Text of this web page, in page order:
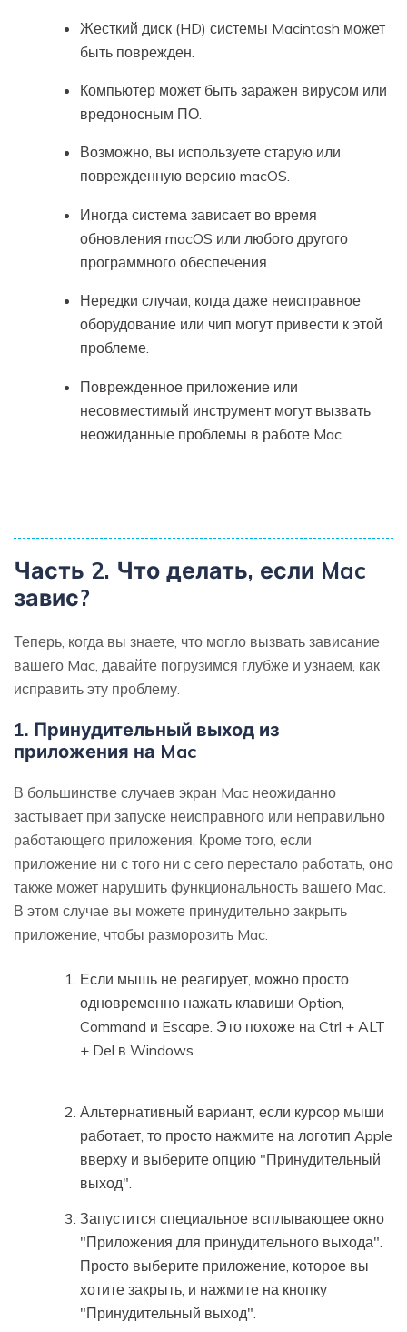
Жесткий диск (HD) системы Macintosh может
быть поврежден.
Компьютер может быть заражен вирусом или
вредоносным ПО.
Возможно, вы используете старую или
поврежденную версию macOS.
Иногда система зависает во время
обновления macOS или любого другого
программного обеспечения.
Нередки случаи, когда даже неисправное
оборудование или чип могут привести к этой
проблеме.
Поврежденное приложение или
несовместимый инструмент могут вызвать
неожиданные проблемы в работе Mac.
Часть 2. Что делать, если Mac
завис?
Теперь, когда вы знаете, что могло вызвать зависание
вашего Mac, давайте погрузимся глубже и узнаем, как
исправить эту проблему.
1. Принудительный выход из
приложения на Mac
В большинстве случаев экран Mac неожиданно
застывает при запуске неисправного или неправильно
работающего приложения. Кроме того, если
приложение ни с того ни с сего перестало работать, оно
также может нарушить функциональность вашего Mac.
В этом случае вы можете принудительно закрыть
приложение, чтобы разморозить Mac.
Если мышь не реагирует, можно просто
одновременно нажать клавиши Option,
Command и Escape. Это похоже на Ctrl + ALT
+ Del в Windows.
Альтернативный вариант, если курсор мыши
работает, то просто нажмите на логотип Apple
вверху и выберите опцию "Принудительный
выход".
Запустится специальное всплывающее окно
"Приложения для принудительного выхода".
Просто выберите приложение, которое вы
хотите закрыть, и нажмите на кнопку
"Принудительный выход".